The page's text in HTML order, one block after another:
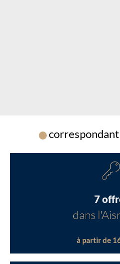
Chargement...
7
dans
à partir de